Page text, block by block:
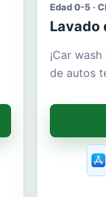
Edad 0-5 ·
Lavado
¡Car
de autos